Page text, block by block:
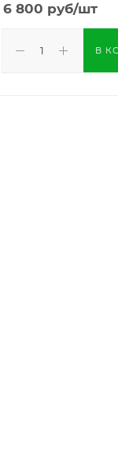
6 800 руб/шт
В